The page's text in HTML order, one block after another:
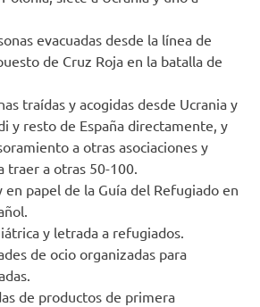
evacuadas desde la línea de
de Cruz Roja en la batalla de
traídas y acogidas desde Ucrania y
y resto de España directamente, y
a otras asociaciones y
traer a otras 50-100.
en papel de la Guía del Refugiado en
y letrada a refugiados.
de ocio organizadas para
de productos de primera